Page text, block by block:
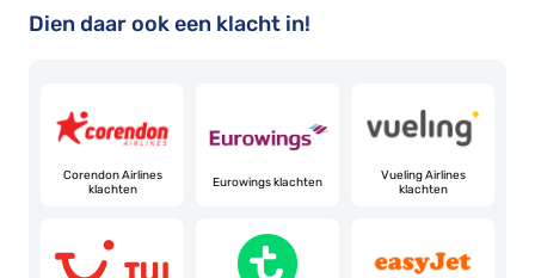
Dien daar ook een klacht in!
Corendon Airlines
klachten
Eurowings klachten
Vueling Airlines
klachten